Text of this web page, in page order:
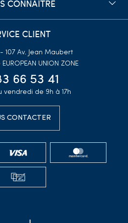
CONNAÎTRE
CLIENT
107 Av. Jean Maubert
EUROPEAN UNION ZONE
66 53 41
vendredi de 9h à 17h
CONTACTER